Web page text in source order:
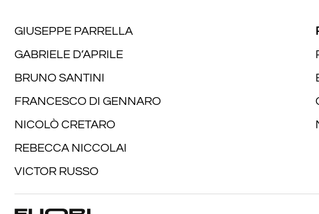
GIUSEPPE PARRELLA
GABRIELE D’APRILE
BRUNO SANTINI
FRANCESCO DI GENNARO
NICOLÒ CRETARO
REBECCA NICCOLAI
VICTOR RUSSO